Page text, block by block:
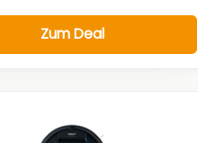
Zum Deal